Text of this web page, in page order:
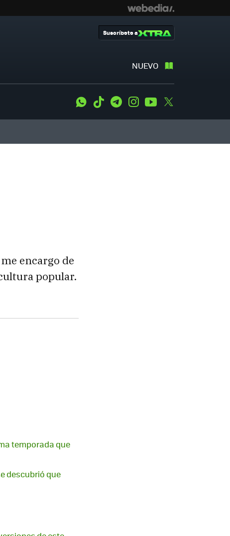
NUEVO
Suscríbete a
WhatsApp
Tiktok TelegramInstagramYoutube
encargo de
popular.
temporada que
descubrió que